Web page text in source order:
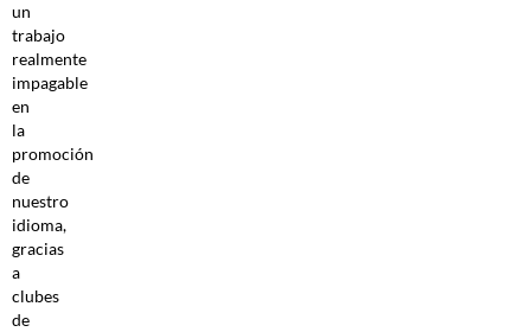
un
trabajo
realmente
impagable
en
la
promoción
de
nuestro
idioma,
gracias
a
clubes
de